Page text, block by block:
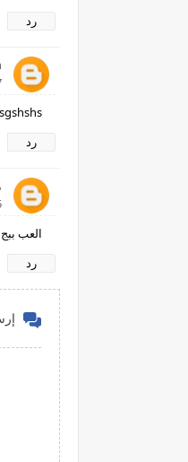
رد
رد
العب
رد